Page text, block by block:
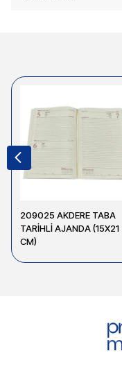
209025 AKDERE TABA
TARİHLİ AJANDA (15X21
CM)